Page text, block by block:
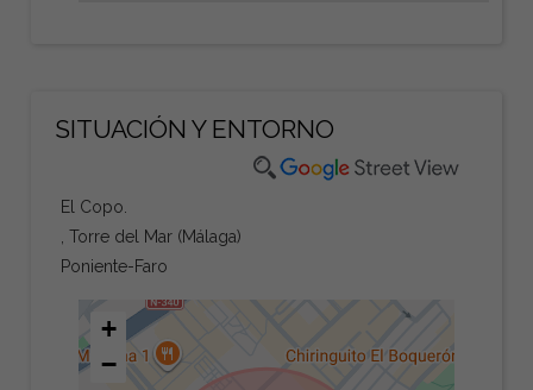
SITUACIÓN Y ENTORNO
El Copo.
, Torre del Mar (Málaga)
Poniente-Faro
+
−